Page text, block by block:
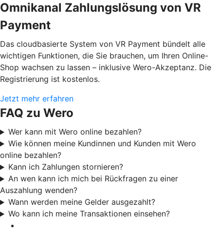
Omnikanal Zahlungslösung von VR
Payment
Das cloudbasierte System von VR Payment bündelt alle
wichtigen Funktionen, die Sie brauchen, um Ihren Online-
Shop wachsen zu lassen – inklusive Wero-Akzeptanz. Die
Registrierung ist kostenlos.
Jetzt mehr erfahren
FAQ zu Wero
Wer kann mit Wero online bezahlen?
Wie können meine Kundinnen und Kunden mit Wero
online bezahlen?
Kann ich Zahlungen stornieren?
An wen kann ich mich bei Rückfragen zu einer
Auszahlung wenden?
Wann werden meine Gelder ausgezahlt?
Wo kann ich meine Transaktionen einsehen?